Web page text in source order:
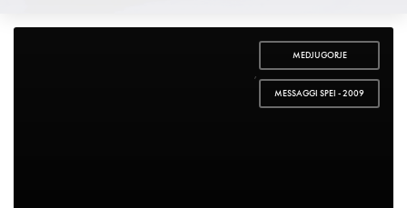
MEDJUGORJE
,
MESSAGGI SPEI - 2009